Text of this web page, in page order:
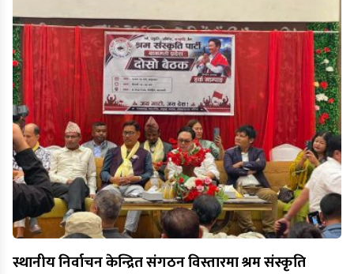
स्थानीय निर्वाचन केन्द्रित संगठन विस्तारमा श्रम संस्कृति